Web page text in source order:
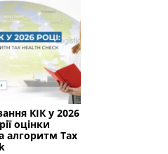
КІК у 2026
оцінки
алгоритм Tax